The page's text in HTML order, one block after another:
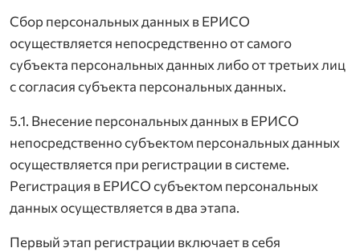
Сбор персональных данных в ЕРИСО
осуществляется непосредственно от самого
субъекта персональных данных либо от третьих лиц
с согласия субъекта персональных данных.
5.1. Внесение персональных данных в ЕРИСО
непосредственно субъектом персональных данных
осуществляется при регистрации в системе.
Регистрация в ЕРИСО субъектом персональных
данных осуществляется в два этапа.
Первый этап регистрации включает в себя